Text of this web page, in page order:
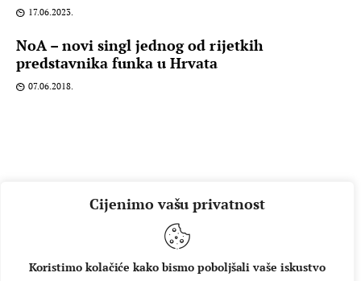
Cijenimo vašu privatnost
Koristimo kolačiće kako bismo poboljšali vaše iskustvo
17.06.2023.
NoA – novi singl jednog od rijetkih
predstavnika funka u Hrvata
07.06.2018.